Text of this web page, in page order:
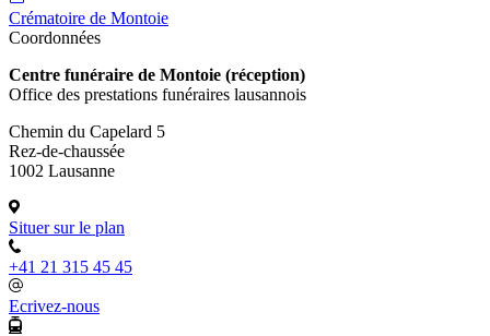
Crématoire de Montoie
Coordonnées
Centre funéraire de Montoie (réception)
Office des prestations funéraires lausannois
Chemin du Capelard 5
Rez-de-chaussée
1002 Lausanne
Situer sur le plan
+41 21 315 45 45
Ecrivez-nous